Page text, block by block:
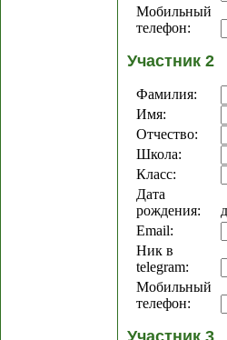
Мобильный
телефон:
Участник 2
Фамилия:
Имя:
Отчество:
Школа:
Класс:
Дата
рождения:
Email:
Ник в
telegram:
Мобильный
телефон:
Участник 3